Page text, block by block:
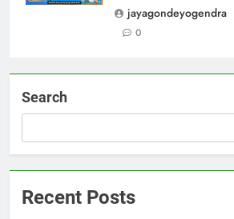
jayagondeyogendra
0
Search
Recent Posts